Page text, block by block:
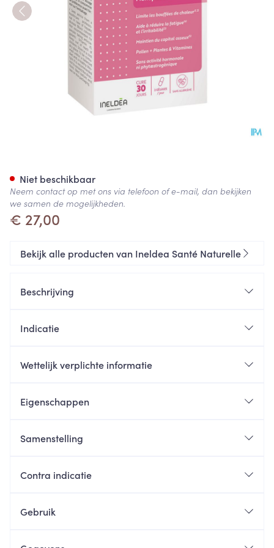
€ 27,00
Niet beschikbaar
Neem contact op met ons via telefoon of e-mail, dan bekijken
we samen de mogelijkheden.
Bekijk alle producten van Ineldea Santé Naturelle
Beschrijving
Indicatie
Wettelijk verplichte informatie
Eigenschappen
Samenstelling
Contra indicatie
Gebruik